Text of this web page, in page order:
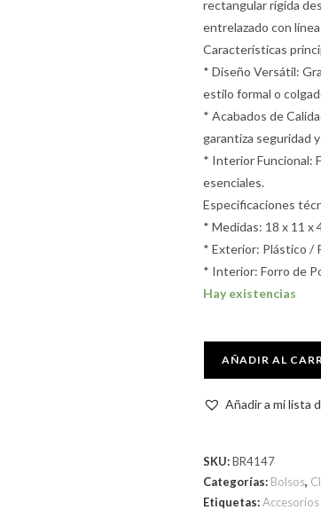
rectangular rígida
entrelazado con
Características
* Diseño Versátil:
estilo formal o
* Acabados de
garantiza seguridad
* Interior Funcional:
esenciales.
Especificaciones
* Medidas: 18 x 11 x
* Exterior: Plástico /
* Interior: Forro de
Hay existencias
AÑADIR AL
Añadir a mi lista
SKU:BR4147
Categorías: Bolsos,
Etiquetas: